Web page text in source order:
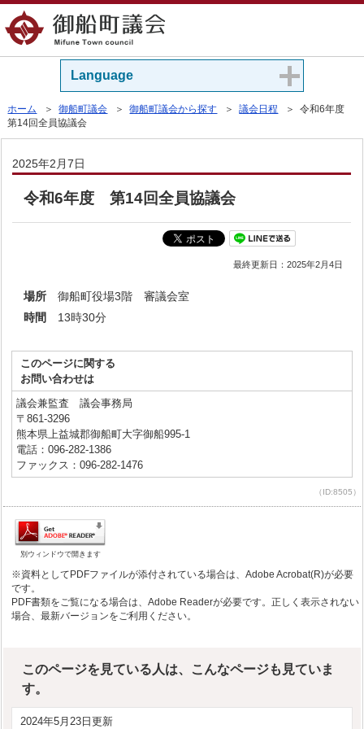
Language
ホーム ＞御船町議会 ＞御船町議会から探す ＞議会日程
＞ 令和6年度
第14回全員協議会
2025年2月7日
令和6年度 第14回全員協議会
最終更新日：2025年2月4日
場所 御船町役場3階 審議会室
時間
13時30分
このページに関する
お問い合わせは
議会兼監査 議会事務局
〒861-3296
熊本県上益城郡御船町大字御船995-1
電話：096-282-1386
ファックス：096-282-1476
（ID:8505）
別ウィンドウで開きます
※資料としてPDFファイルが添付されている場合は、Adobe Acrobat(R)が必要
です。
PDF書類をご覧になる場合は、Adobe Readerが必要です。正しく表示されない
場合、最新バージョンをご利用ください。
このページを見ている人は、こんなページも見ていま
す。
2024年5月23日更新